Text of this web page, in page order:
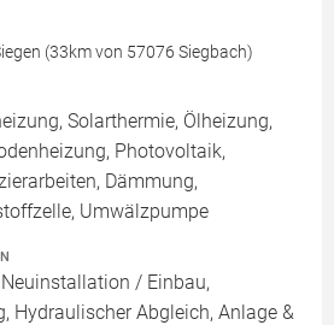
(33km von 57076 Siegbach)
Solarthermie, Ölheizung,
Photovoltaik,
Dämmung,
Umwälzpumpe
/ Einbau,
Hydraulischer Abgleich, Anlage &